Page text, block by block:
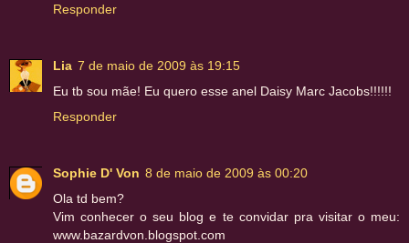
Responder
Lia 7 de maio de 2009 às 19:15
Eu tb sou mãe! Eu quero esse anel Daisy Marc Jacobs!!!!!!
Responder
Sophie D' Von 8 de maio de 2009 às 00:20
Ola td bem?
Vim conhecer o seu blog e te convidar pra visitar o meu:
www.bazardvon.blogspot.com